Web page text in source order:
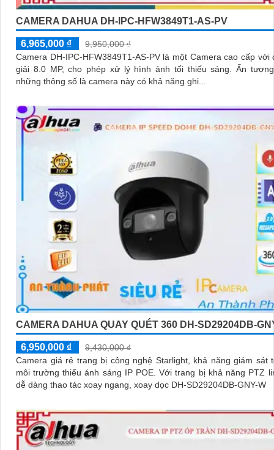
CAMERA DAHUA DH-IPC-HFW3849T1-AS-PV
6,965,000 ₫
9,950,000 ₫
Camera DH-IPC-HFW3849T1-AS-PV là một Camera cao cấp với
giải 8.0 MP, cho phép xử lý hình ảnh tối thiếu sáng. Ấn tượng ơn với
những thông số là camera này có khả năng ghi...
CAMERA DAHUA QUAY QUÉT 360 DH-SD29204DB-
6,950,000 ₫
9,430,000 ₫
Camera giá rẻ trang bị công nghệ Starlight, khả năng giám sát
môi trường thiếu ánh sáng IP POE. Với trang bị khả năng PTZ linh hoạt,
dễ dàng thao tác xoay ngang, xoay dọc DH-SD29204DB-GNY-W